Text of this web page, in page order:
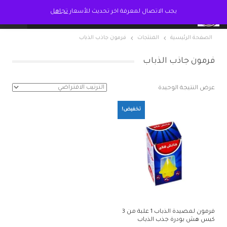
الصفحة الرئيسية المنتجات فرمون جاذب الذباب
فرمون جاذب الذباب
عرض النتيجة الوحيدة
تخفيض!
فرمون لمصيدة الذباب 1 علبة من 3
كيس هش بودرة جذب الذباب
يجب الاتصال لمعرفة اخر تحديث للأسعار تجاهل